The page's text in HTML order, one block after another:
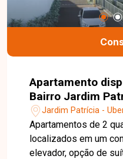
processo. Fale
WhatsApp: (34) 3230-
ideal!
Apartamento
Bairro Jardim
MGJardim Patrícia -
Apartamentos de 2
localizados em um
elevador, opção de